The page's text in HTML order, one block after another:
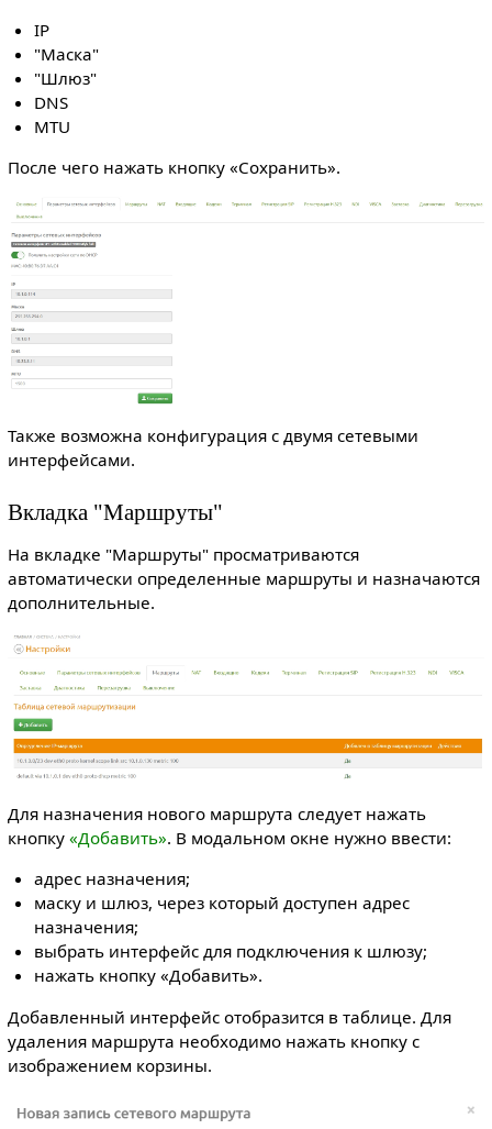
IP
"Маска"
"Шлюз"
DNS
MTU
После чего нажать кнопку «Сохранить».
Также возможна конфигурация с двумя сетевыми
интерфейсами.
Вкладка "Маршруты"
На вкладке "Маршруты" просматриваются
автоматически определенные маршруты и назначаются
дополнительные.
Для назначения нового маршрута следует нажать
кнопку «Добавить». В модальном окне нужно ввести:
адрес назначения;
маску и шлюз, через который доступен адрес
назначения;
выбрать интерфейс для подключения к шлюзу;
нажать кнопку «Добавить».
Добавленный интерфейс отобразится в таблице. Для
удаления маршрута необходимо нажать кнопку с
изображением корзины.